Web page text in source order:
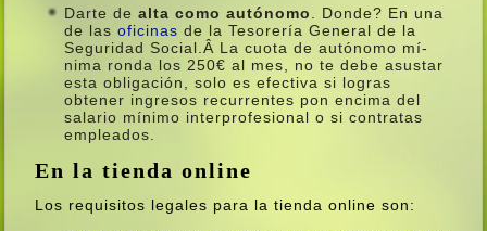
Darte dealta como autónomo
. Donde? En una
de lasoficinas de la Tesorerí­a General de la
Seguridad Social.Â La cuota de autónomo mí­
nima ronda los 250€ al mes, no te debe asustar
esta obligación, solo es efectiva si logras
obtener ingresos recurrentes pon encima del
salario mí­nimo interprofesional o si contratas
empleados.
En la tienda online
Los requisitos legales para la tienda online son: